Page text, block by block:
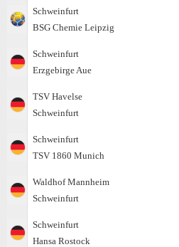
Schweinfurt
BSG Chemie Leipzig
Schweinfurt
Erzgebirge Aue
TSV Havelse
Schweinfurt
Schweinfurt
TSV 1860 Munich
Waldhof Mannheim
Schweinfurt
Schweinfurt
Hansa Rostock